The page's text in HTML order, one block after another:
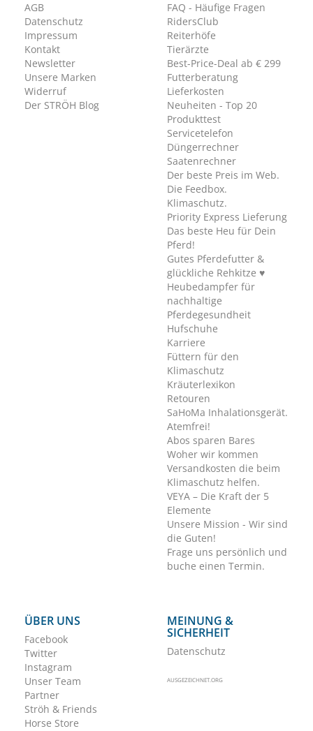
AGB
Datenschutz
Impressum
Kontakt
Newsletter
Unsere Marken
Widerruf
Der STRÖH Blog
FAQ - Häufige Fragen
RidersClub
Reiterhöfe
Tierärzte
Best-Price-Deal ab € 299
Futterberatung
Lieferkosten
Neuheiten - Top 20
Produkttest
Servicetelefon
Düngerrechner
Saatenrechner
Der beste Preis im Web.
Die Feedbox.
Klimaschutz.
Priority Express Lieferung
Das beste Heu für Dein
Pferd!
Gutes Pferdefutter &
glückliche Rehkitze ♥
Heubedampfer für
nachhaltige
Pferdegesundheit
Hufschuhe
Karriere
Füttern für den
Klimaschutz
Kräuterlexikon
Retouren
SaHoMa Inhalationsgerät.
Atemfrei!
Abos sparen Bares
Woher wir kommen
Versandkosten die beim
Klimaschutz helfen.
VEYA – Die Kraft der 5
Elemente
Unsere Mission - Wir sind
die Guten!
Frage uns persönlich und
buche einen Termin.
ÜBER UNS
Facebook
Twitter
Instagram
Unser Team
Partner
Ströh & Friends
Horse Store
MEINUNG &
SICHERHEIT
Datenschutz
AUSGEZEICHNET.ORG